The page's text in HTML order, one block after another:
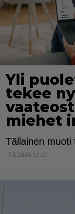
Yli
tekee
miehet
Tällainen muoti
7.8.2026 12:27